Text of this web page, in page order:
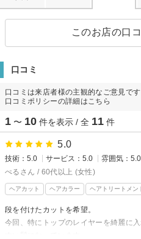
このお店の口
口コミ
口コミは来店者様の主観的なご意見です
口コミポリシーの詳細はこちら
1 〜 10 件を表示 / 全 11 件
5.0
技術：5.0 サービス：5.0
雰囲気：5.0
ぺるさん / 60代以上 (女性)
ヘアカット ヘアカラー ヘアトリートメン
段を付けたカットを希望。
今回、特にトップのレイヤーを綺麗に